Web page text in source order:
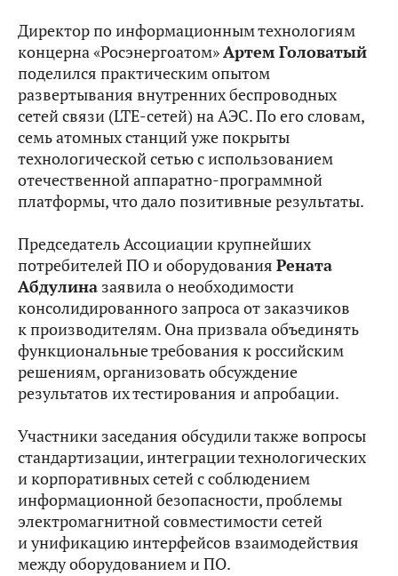
Директор по информационным технологиям
концерна «Росэнергоатом»Артем Головатый
поделился практическим опытом
развертывания внутренних беспроводных
сетей связи (LTE-сетей) на АЭС. По его словам,
семь атомных станций уже покрыты
технологической сетью с использованием
отечественной аппаратно-программной
платформы, что дало позитивные результаты.
Председатель Ассоциации крупнейших
потребителей ПО и оборудования Рената
Абдулина заявила о необходимости
консолидированного запроса от заказчиков
к производителям. Она призвала объединять
функциональные требования к российским
решениям, организовать обсуждение
результатов их тестирования и апробации.
Участники заседания обсудили также вопросы
стандартизации, интеграции технологических
и корпоративных сетей с соблюдением
информационной безопасности, проблемы
электромагнитной совместимости сетей
и унификацию интерфейсов взаимодействия
между оборудованием и ПО.